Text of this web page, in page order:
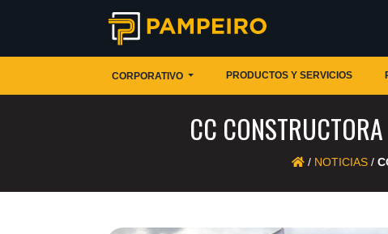
CORPORATIVO PRODUCTOS Y SERVICIOS
CC
/ NOTICIAS/